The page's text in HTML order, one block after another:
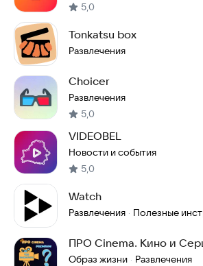
5,0
Tonkatsu box
Развлечения
Choicer
Развлечения
5,0
VIDEOBEL
Новости и события
5,0
Watch
Развлечения · Полезные
ПРО Cinema. Кино и
Образ жизни · Развлечения